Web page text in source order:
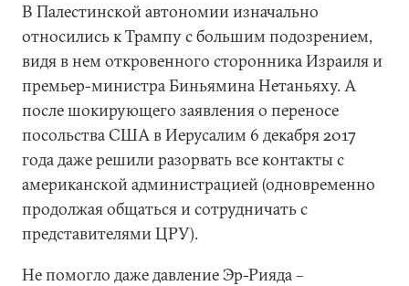
В Палестинской автономии изначально
относились к Трампу с большим подозрением,
видя в нем откровенного сторонника Израиля и
премьер-министра Биньямина Нетаньяху. А
после шокирующего заявления о переносе
посольства США в Иерусалим 6 декабря 2017
года даже решили разорвать все контакты с
американской администрацией (одновременно
продолжая общаться и сотрудничать с
представителями ЦРУ).
Не помогло даже давление Эр-Рияда –